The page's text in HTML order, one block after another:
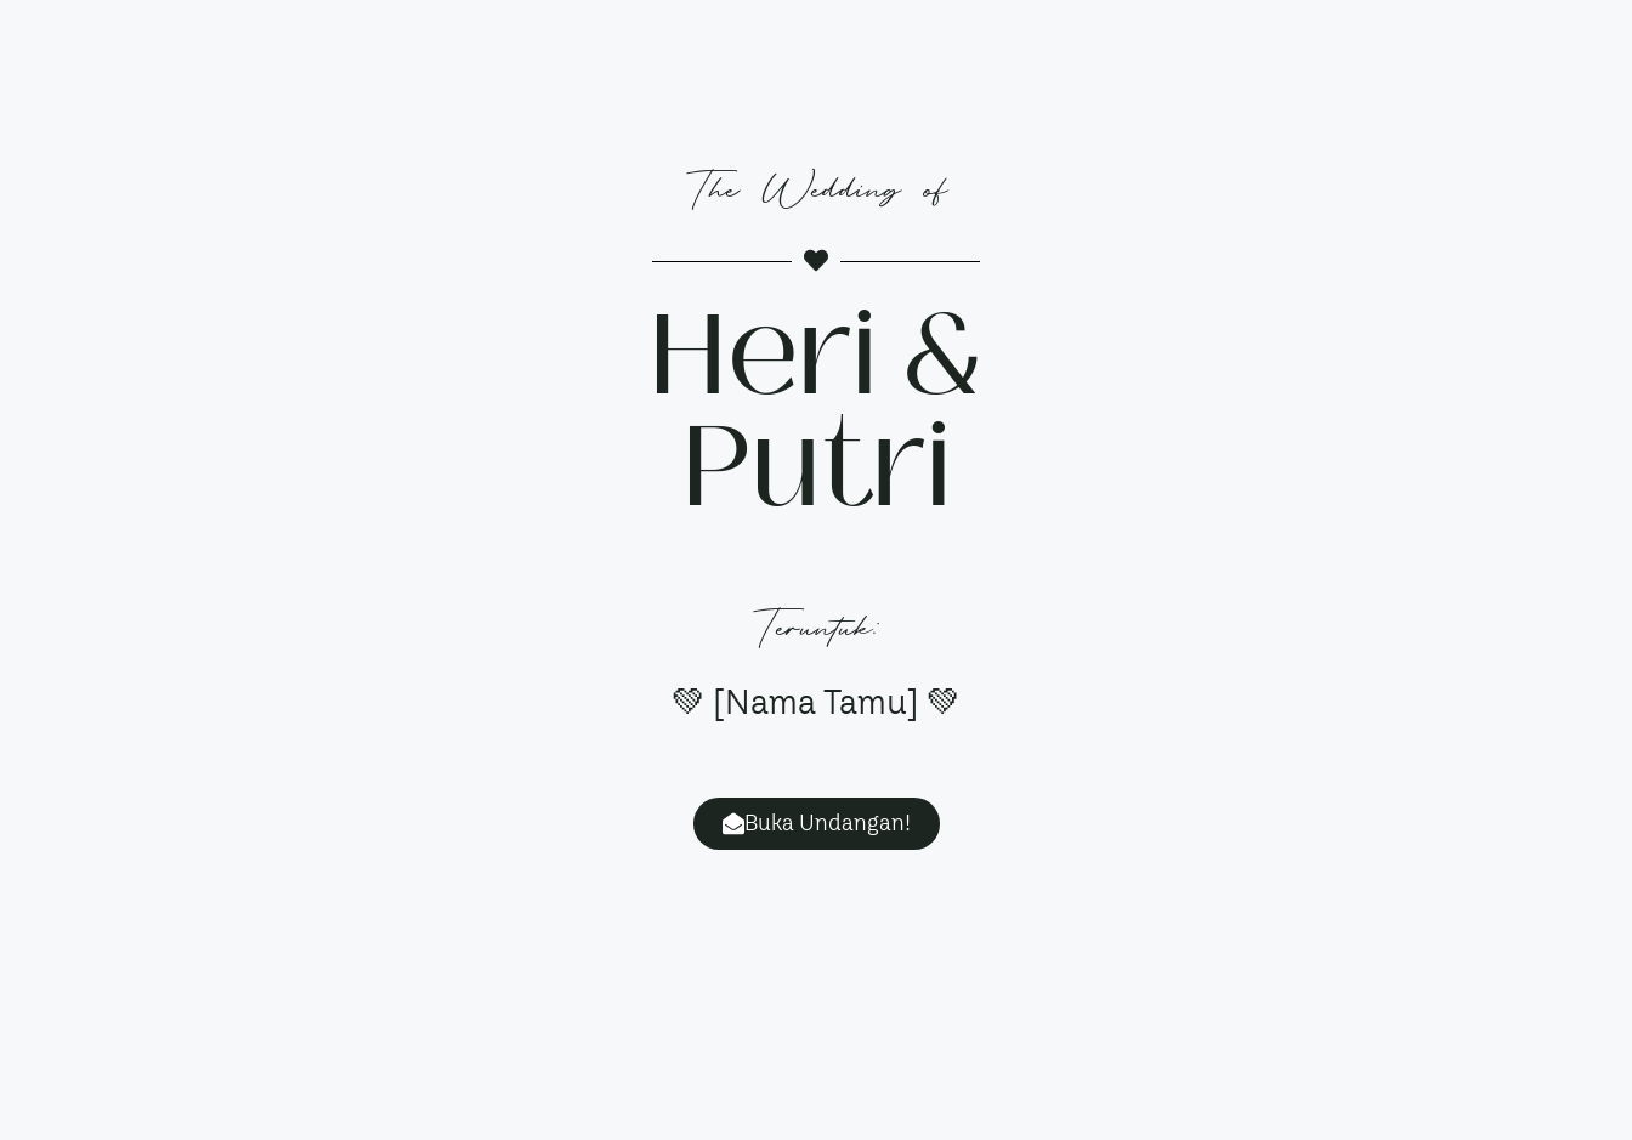
The Wedding of
Heri &
Putri
Teruntuk:
💚 [Nama Tamu] 💚
Buka Undangan!